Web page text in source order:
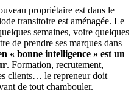
propriétaire est dans le
transitoire est aménagée. Le
semaines, voire quelques
de prendre ses marques dans
« bonne intelligence » est un
. Formation, recrutement,
clients… le repreneur doit
de tout chambouler.